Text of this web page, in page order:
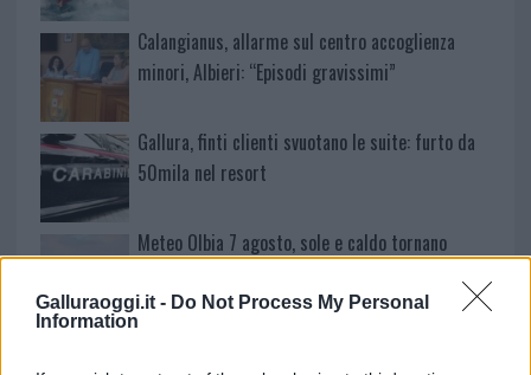
Galluraoggi.it - Do Not Process My Personal
Information
Calangianus, allarme sul centro accoglienza
minori, Albieri: “Episodi gravissimi”
Gallura, finti clienti svuotano le suite: furto da
50mila nel resort
Meteo Olbia 7 agosto, sole e caldo tornano